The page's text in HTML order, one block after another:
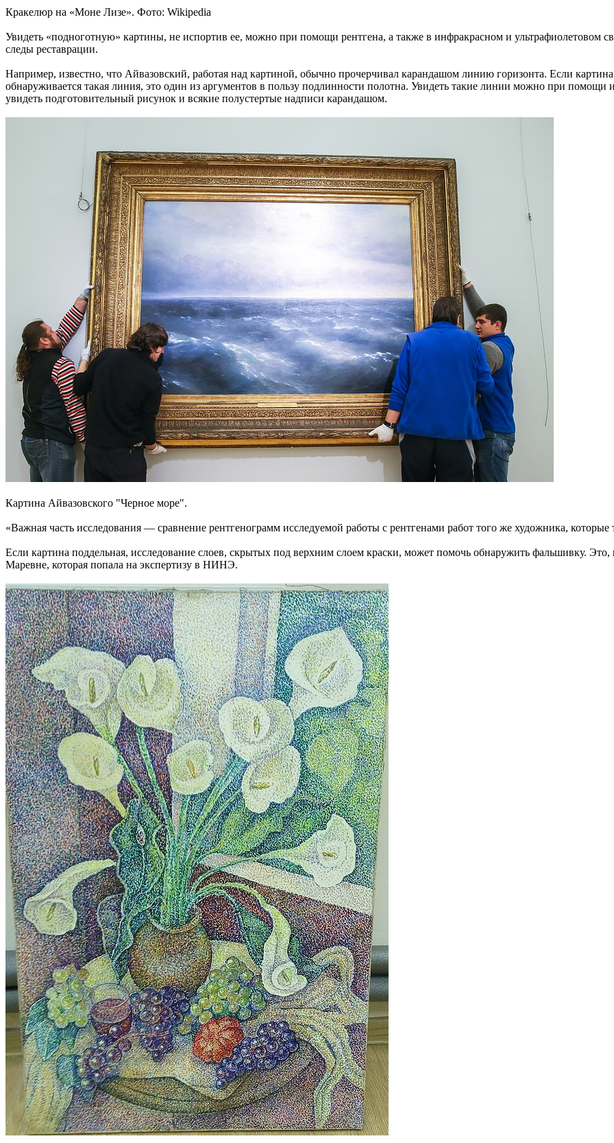
Кракелюр на «Моне Лизе». Фото: Wikipedia
Увидеть «подноготную» картины, не испортив ее, можно при помощи рентгена, а также в инфракрасном и ультрафиолетовом
следы реставрации.
Например, известно, что Айвазовский, работая над картиной, обычно прочерчивал карандашом линию горизонта. Если
обнаруживается такая линия, это один из аргументов в пользу подлинности полотна. Увидеть такие линии можно при помощи
увидеть подготовительный рисунок и всякие полустертые надписи карандашом.
Картина Айвазовского "Черное море".
«Важная часть исследования — сравнение рентгенограмм исследуемой работы с рентгенами работ того же художника,
Если картина поддельная, исследование слоев, скрытых под верхним слоем краски, может помочь обнаружить фальшивку.
Маревне, которая попала на экспертизу в НИНЭ.